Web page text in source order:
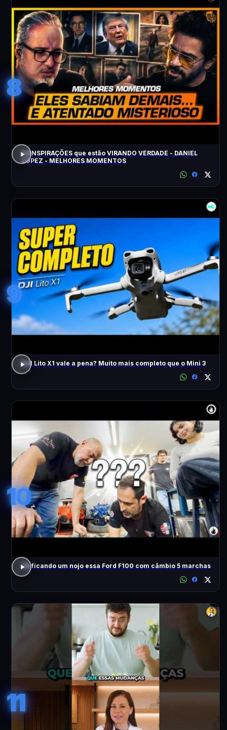
8
CONSPIRAÇÕES que estão VIRANDO VERDADE - DANIEL
LOPEZ - MELHORES MOMENTOS
9
DJI Lito X1 vale a pena? Muito mais completo que o Mini 3
10
Tá ficando um nojo essa Ford F100 com câmbio 5 marchas
11